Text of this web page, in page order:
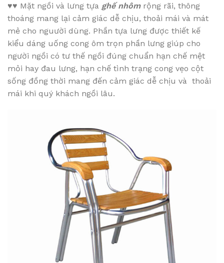
♥♥ Mặt ngồi và lưng tựa ghế nhômrộng rãi, thông
thoáng mang lại cảm giác dễ chịu, thoải mái và mát
mẻ cho nguười dùng. Phần tựa lưng được thiết kế
kiểu dáng uống cong ôm trọn phần lưng giúp cho
người ngồi có tư thế ngồi đúng chuẩn hạn chế mệt
mỏi hay đau lưng, hạn chế tình trạng cong vẹo cột
sống đồng thời mang đến cảm giác dễ chịu và thoải
mái khi quý khách ngồi lâu.